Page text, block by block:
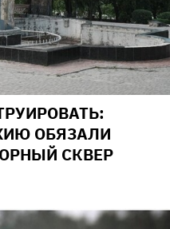
ОБЯЗАЛИ
СКВЕР